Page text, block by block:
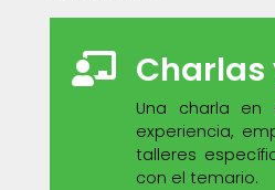
Charlas
Una charla
experiencia,
talleres
con el temario.